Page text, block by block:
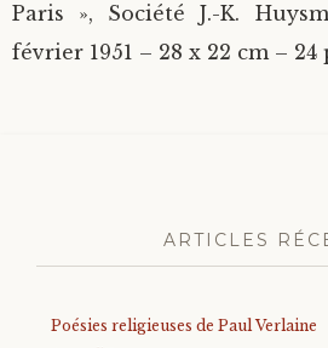
Paris », Société J.-K.
février 1951 – 28 x 22 cm – 24
ARTICLES
Poésies religieuses de Paul Verlaine